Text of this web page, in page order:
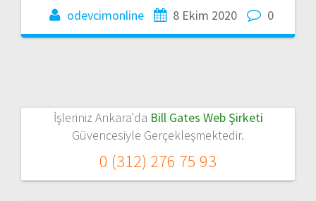
odevcimonline 8 Ekim 2020 0
İşleriniz Ankara'da Bill Gates Web Şirketi
Güvencesiyle Gerçekleşmektedir.
0 (312) 276 75 93